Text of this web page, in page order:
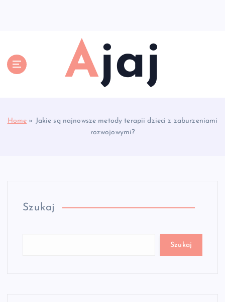
Ajaj
Home » Jakie są najnowsze metody terapii dzieci z zaburzeniami
rozwojowymi?
Szukaj
Szukaj